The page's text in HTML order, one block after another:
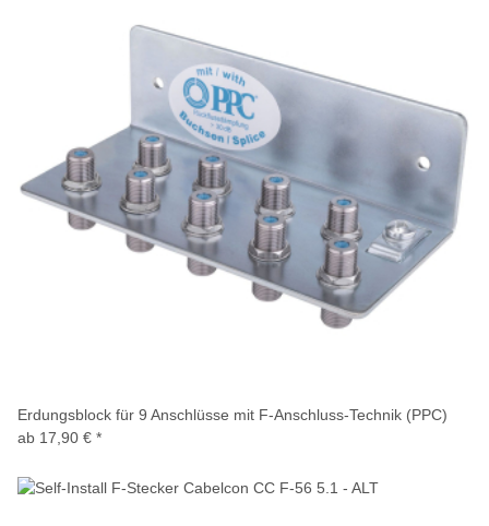
Erdungsblock für 9 Anschlüsse mit F-Anschluss-Technik (PPC)
ab 17,90 € *